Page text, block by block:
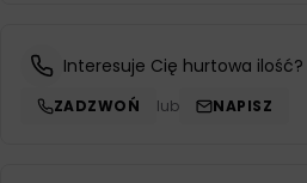
Interesuje Cię hurtowa ilość?
ZADZWOŃ lub NAPISZ